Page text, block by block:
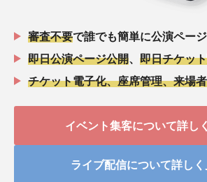
審査不要で誰でも簡単に公演ペー
即日公演ページ公開
即日チケッ
チケット電子化、座席管理、来場
イベント集客について詳し
ライブ配信について詳しく